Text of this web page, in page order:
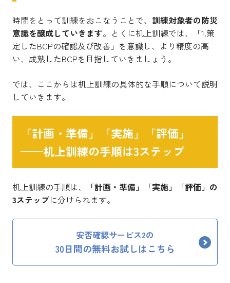
時間をとって訓練をおこなうことで、 訓練対象者の防災
意識を醸成していきます。とくに机上訓練では、「1.策
定したBCPの確認及び改善」を意識し、より精度の高
い、成熟したBCPを目指していきましょう。
では、ここからは机上訓練の具体的な手順について説明
していきます。
「計画・準備」「実施」「評価」
——机上訓練の手順は3ステップ
机上訓練の手順は、
「計画・準備」「実施」「評価」の
3ステップに分けられます。
安否確認サービス2の
30日間の無料お試しはこちら